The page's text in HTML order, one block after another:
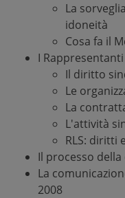
La
idoneità
Cosa fa il
I
Il diritto
Le
La
L'attività
RLS: diritti
Il processo
La
2008